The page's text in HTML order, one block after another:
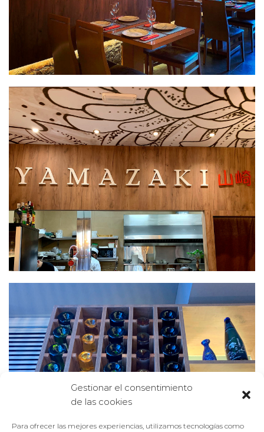
Gestionar el consentimiento
de las cookies
Para ofrecer las mejores experiencias, utilizamos tecnologías como